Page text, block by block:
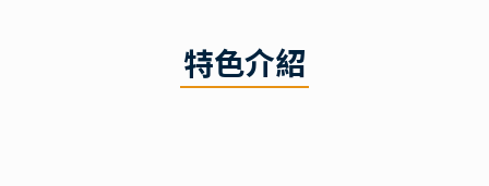
特色介紹